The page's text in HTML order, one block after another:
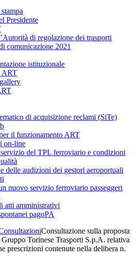
Presidente
di regolazione dei trasporti
comunicazione 2021
istituzionale
ART
di acquisizione reclami (SiTe)
il funzionamento ART
on-line
del TPL ferroviario e condizioni
delle audizioni dei gestori aeroportuali
nuovo servizio ferroviario passeggeri
atti amministrativi
pagoPA
Consultazione sulla proposta
Torinese Trasporti S.p.A. relativa
prescrizioni contenute nella delibera n.